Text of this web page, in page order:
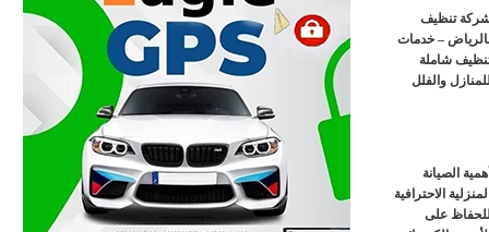
تنظيف
– خدمات
شاملة
للمنازل والفلل
أهمية الصيانة
المنزلية الاحترافية
للحفاظ على